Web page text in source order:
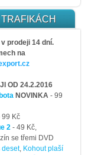
v prodeji 14 dní.
na
OD 24.2.2016
NOVINKA - 99
Kč
2- 49 Kč,
se třemi DVD
deset, Kohout plaší